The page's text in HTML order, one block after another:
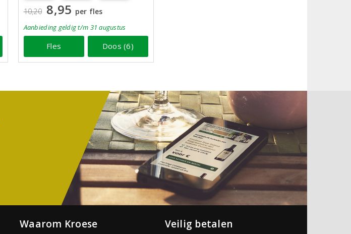
10,20 8,95 per fles
Aanbieding geldigt/m 31 augustus
Fles Doos (6)
Waarom Kroese Veilig betalen